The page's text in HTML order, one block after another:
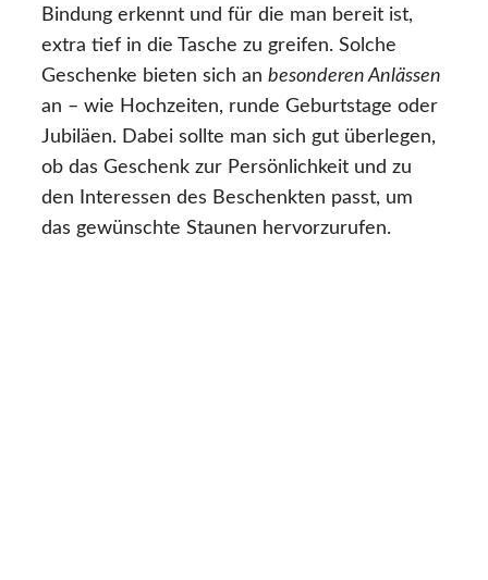
Bindung erkennt und für die man bereit ist,
extra tief in die Tasche zu greifen. Solche
Geschenke bieten sich an besonderen Anlässen
an – wie Hochzeiten, runde Geburtstage oder
Jubiläen. Dabei sollte man sich gut überlegen,
ob das Geschenk zur Persönlichkeit und zu
den Interessen des Beschenkten passt, um
das gewünschte Staunen hervorzurufen.